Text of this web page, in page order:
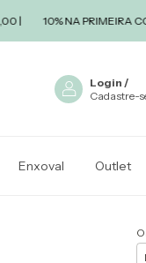
10% NA PRIMEIRA
Login /
Cadastre-
Enxoval Outlet